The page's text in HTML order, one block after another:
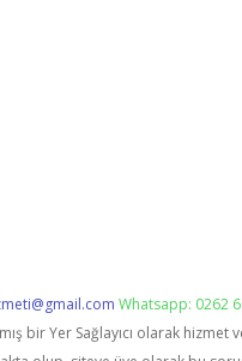
Whatsapp: 0262
bir Yer Sağlayıcı olarak